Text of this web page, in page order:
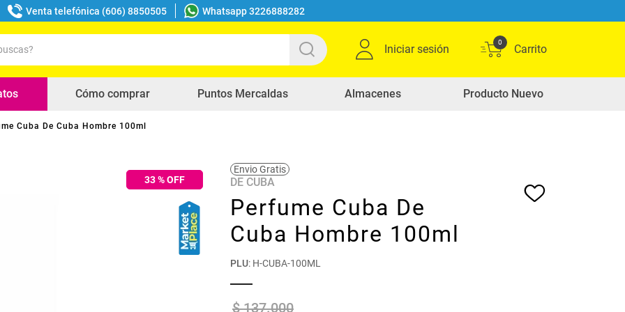
Venta telefónica (606) 8850505 Whatsapp 3226888282
Iniciar sesión
0
Cómo comprar Puntos Mercaldas Almacenes Producto Nuevo
Cuba De Cuba Hombre 100ml
33% OFF
Envio Gratis
DE CUBA
Perfume Cuba De
Cuba Hombre 100ml
PLU: H-CUBA-100ML
$ 137.000
buscados